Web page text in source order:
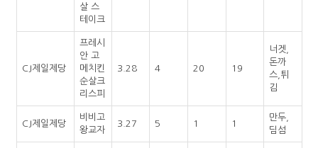
살 스
테이크
CJ제일제당
프레시
안 고
메치킨
순살크
리스피
3.28 4 20 19
너겟,
돈까
스,튀
김
CJ제일제당
비비고
왕교자
3.27 5 1 1
만두,
딤섬